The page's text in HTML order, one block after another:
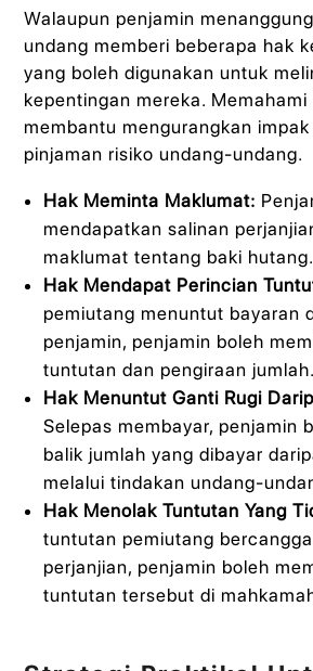
Walaupun penjamin
undang memberi beberapa hak
yang boleh digunakan untuk
kepentingan mereka. Memahami
membantu mengurangkan
pinjaman risiko undang-undang.
Hak Meminta Maklumat:
mendapatkan salinan
maklumat tentang baki hutang.
Hak Mendapat Perincian
pemiutang menuntut bayaran
penjamin, penjamin boleh
tuntutan dan pengiraan jumlah.
Hak Menuntut Ganti Rugi
Selepas membayar, penjamin
balik jumlah yang dibayar
melalui tindakan undang-
Hak Menolak Tuntutan Yang
tuntutan pemiutang
perjanjian, penjamin boleh
tuntutan tersebut di